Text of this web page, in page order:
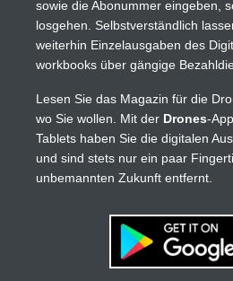
sowie die Abonummer eingeben,
losgehen. Selbstverständlich
weiterhin Einzelausgaben des
workbooks über gängige
Lesen Sie das Magazin für die
wo Sie wollen. Mit der Drones-
Tablets haben Sie die digitalen
und sind stets nur ein paar
unbemannten Zukunft entfernt.